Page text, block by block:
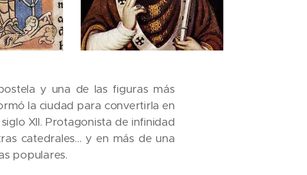
y una de las figuras más
la ciudad para convertirla en
XII. Protagonista de infinidad
catedrales... y en más de una
populares.